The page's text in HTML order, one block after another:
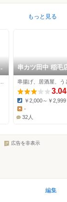
もっと見る
串カツ田中 稲毛
串揚げ、居酒屋、う
3.04
Dinner:
￥2,000～￥2,999
Lunch:
-
32人
広告を非表示
編集